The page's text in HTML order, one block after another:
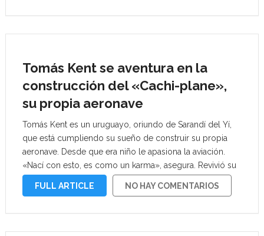
Tomás Kent se aventura en la
construcción del «Cachi-plane»,
su propia aeronave
Tomás Kent es un uruguayo, oriundo de Sarandí del Yí,
que está cumpliendo su sueño de construir su propia
aeronave. Desde que era niño le apasiona la aviación.
«Nací con esto, es como un karma», asegura. Revivió su
primera experiencia en el aire en una entrevista …
FULL ARTICLE NO HAY COMENTARIOS